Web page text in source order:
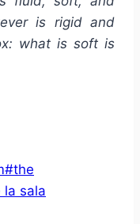
is rigid and
what is soft is
#the
la sala